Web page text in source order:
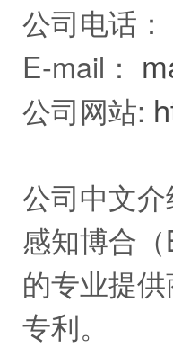
公司电话：
E-mail：
公司网站:
公司中文介
感知博合
的专业提
专利。